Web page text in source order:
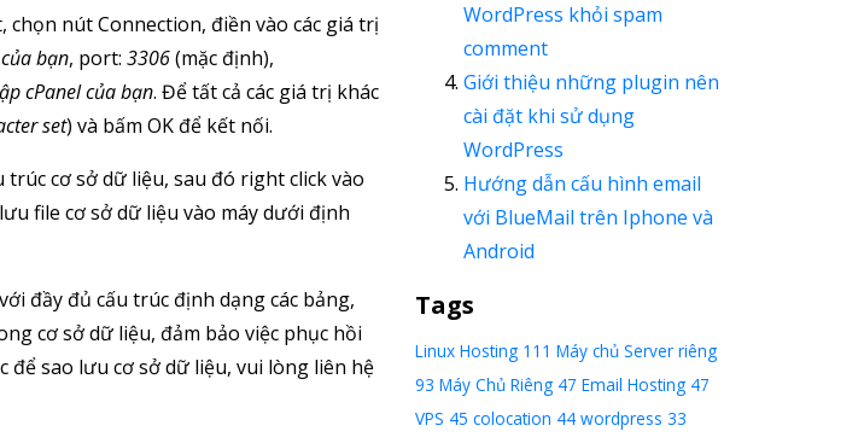
nút Connection, điền vào các giá trị
bạn, port: 3306(mặc định),
cPanel của bạn. Để tất cả các giá trị khác
set) và bấm OK để kết nối.
cơ sở dữ liệu, sau đó right click vào
file cơ sở dữ liệu vào máy dưới định
đầy đủ cấu trúc định dạng các bảng,
cơ sở dữ liệu, đảm bảo việc phục hồi
sao lưu cơ sở dữ liệu, vui lòng liên hệ
WordPress khỏi spam
comment
Giới thiệu những plugin nên
cài đặt khi sử dụng
WordPress
Hướng dẫn cấu hình email
với BlueMail trên Iphone và
Android
Tags
Linux Hosting 111 Máy chủ Server riêng
93 Máy Chủ Riêng 47 Email Hosting 47
VPS 45 colocation 44 wordpress 33